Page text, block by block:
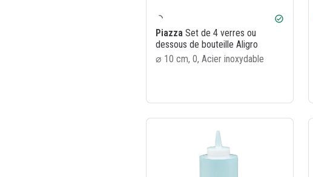
check_circle
Piazza Set de 4 verres ou
dessous de bouteille Aligro
⌀ 10 cm, 0, Acier inoxydable